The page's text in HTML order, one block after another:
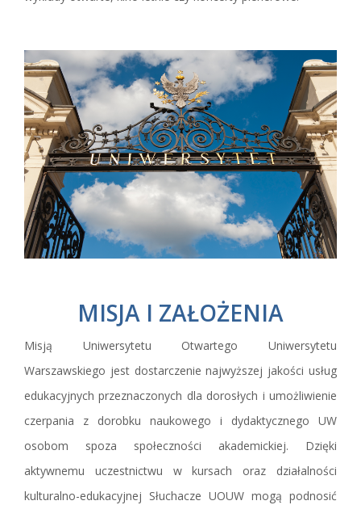
MISJA I ZAŁOŻENIA
Misją Uniwersytetu Otwartego Uniwersytetu
Warszawskiego jest dostarczenie najwyższej jakości usług
edukacyjnych przeznaczonych dla dorosłych i umożliwienie
czerpania z dorobku naukowego i dydaktycznego UW
osobom spoza społeczności akademickiej. Dzięki
aktywnemu uczestnictwu w kursach oraz działalności
kulturalno-edukacyjnej Słuchacze UOUW mogą podnosić